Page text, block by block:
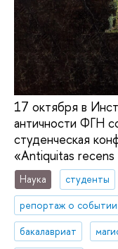
17 октября в
античности ФГН
студенческая
«Antiquitas
Наука
студенты
репортаж о событии
бакалавриат